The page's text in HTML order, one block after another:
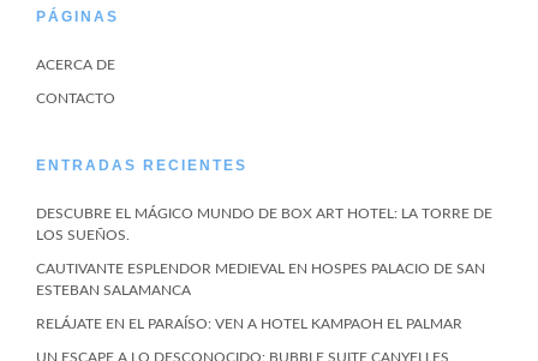
PÁGINAS
ACERCA DE
CONTACTO
ENTRADAS RECIENTES
DESCUBRE EL MÁGICO MUNDO DE BOX ART HOTEL: LA TORRE DE
LOS SUEÑOS.
CAUTIVANTE ESPLENDOR MEDIEVAL EN HOSPES PALACIO DE SAN
ESTEBAN SALAMANCA
RELÁJATE EN EL PARAÍSO: VEN A HOTEL KAMPAOH EL PALMAR
UN ESCAPE A LO DESCONOCIDO: BUBBLE SUITE CANYELLES